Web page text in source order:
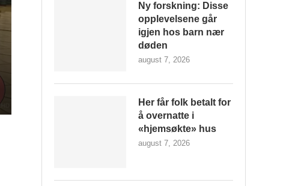
Ny forskning: Disse
opplevelsene går
igjen hos barn nær
døden
august 7, 2026
Her får folk betalt for
å overnatte i
«hjemsøkte» hus
august 7, 2026